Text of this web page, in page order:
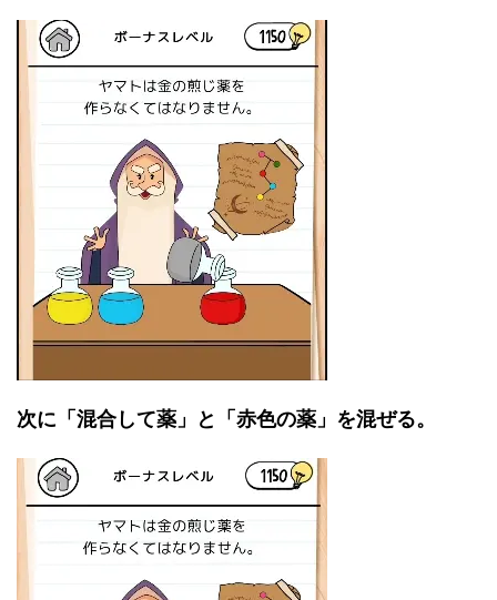
次に「混合して薬」と「赤色の薬」を混ぜる。